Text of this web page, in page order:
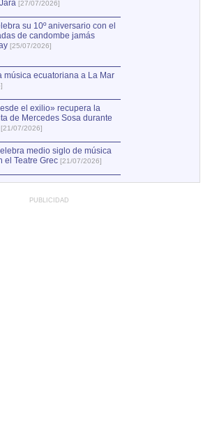
[27/07/2026]
su 10º aniversario con el
de candombe jamás
[25/07/2026]
música ecuatoriana a La Mar
el exilio» recupera la
de Mercedes Sosa durante
[21/07/2026]
medio siglo de música
el Teatre Grec [21/07/2026]
PUBLICIDAD